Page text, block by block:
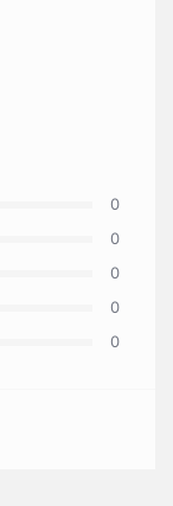
0
0
0
0
0